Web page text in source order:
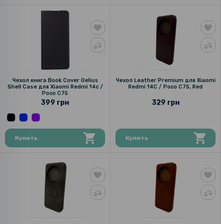
Чехол книга Book Cover Gelius
Shell Case для Xiaomi Redmi 14c /
Poco C75
399 грн
Купить
Чехол Leather Premium для Xiaomi
Redmi 14C / Poco C75, Red
329 грн
Купить